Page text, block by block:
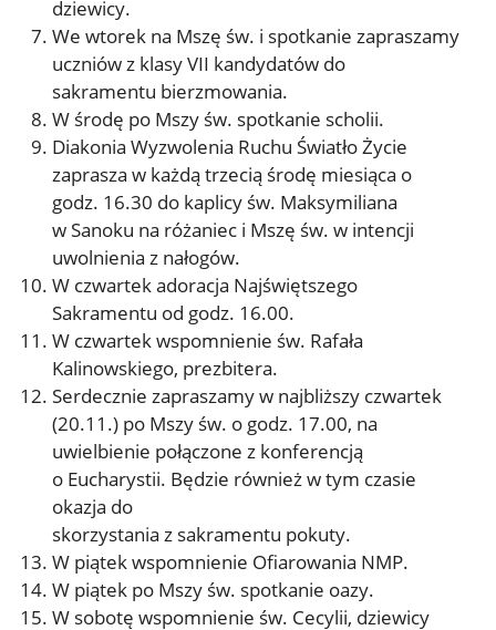
dziewicy.
We wtorek na Mszę św. i spotkanie zapraszamy
uczniów z klasy VII kandydatów do
sakramentu bierzmowania.
W środę po Mszy św. spotkanie scholii.
Diakonia Wyzwolenia Ruchu Światło Życie
zaprasza w każdą trzecią środę miesiąca o
godz. 16.30 do kaplicy św. Maksymiliana
w Sanoku na różaniec i Mszę św. w intencji
uwolnienia z nałogów.
W czwartek adoracja Najświętszego
Sakramentu od godz. 16.00.
W czwartek wspomnienie św. Rafała
Kalinowskiego, prezbitera.
Serdecznie zapraszamy w najbliższy czwartek
(20.11.) po Mszy św. o godz. 17.00, na
uwielbienie połączone z konferencją
o Eucharystii. Będzie również w tym czasie
okazja do
skorzystania z sakramentu pokuty.
W piątek wspomnienie Ofiarowania NMP.
W piątek po Mszy św. spotkanie oazy.
W sobotę wspomnienie św. Cecylii, dziewicy